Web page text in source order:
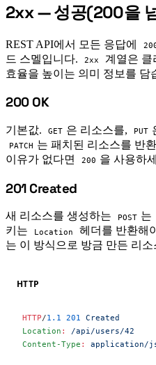
#
2xx — 성공(200을
REST API에서 모든 응답에
드 스멜입니다.
2xx
계열은 클
효율을 높이는 의미 정보를 담
#
200 OK
기본값. GET 은 리소스를, PUT
PATCH 는 패치된 리소스를 반
이유가 없다면
200 을 사용하
#
201 Created
새 리소스를 생성하는 POST 는
키는
Location
헤더를 반환해
는 이 방식으로 방금 만든 리
HTTP
HTTP/1.1 201 Created
Location :
/api/users/42
Content-Type : application/